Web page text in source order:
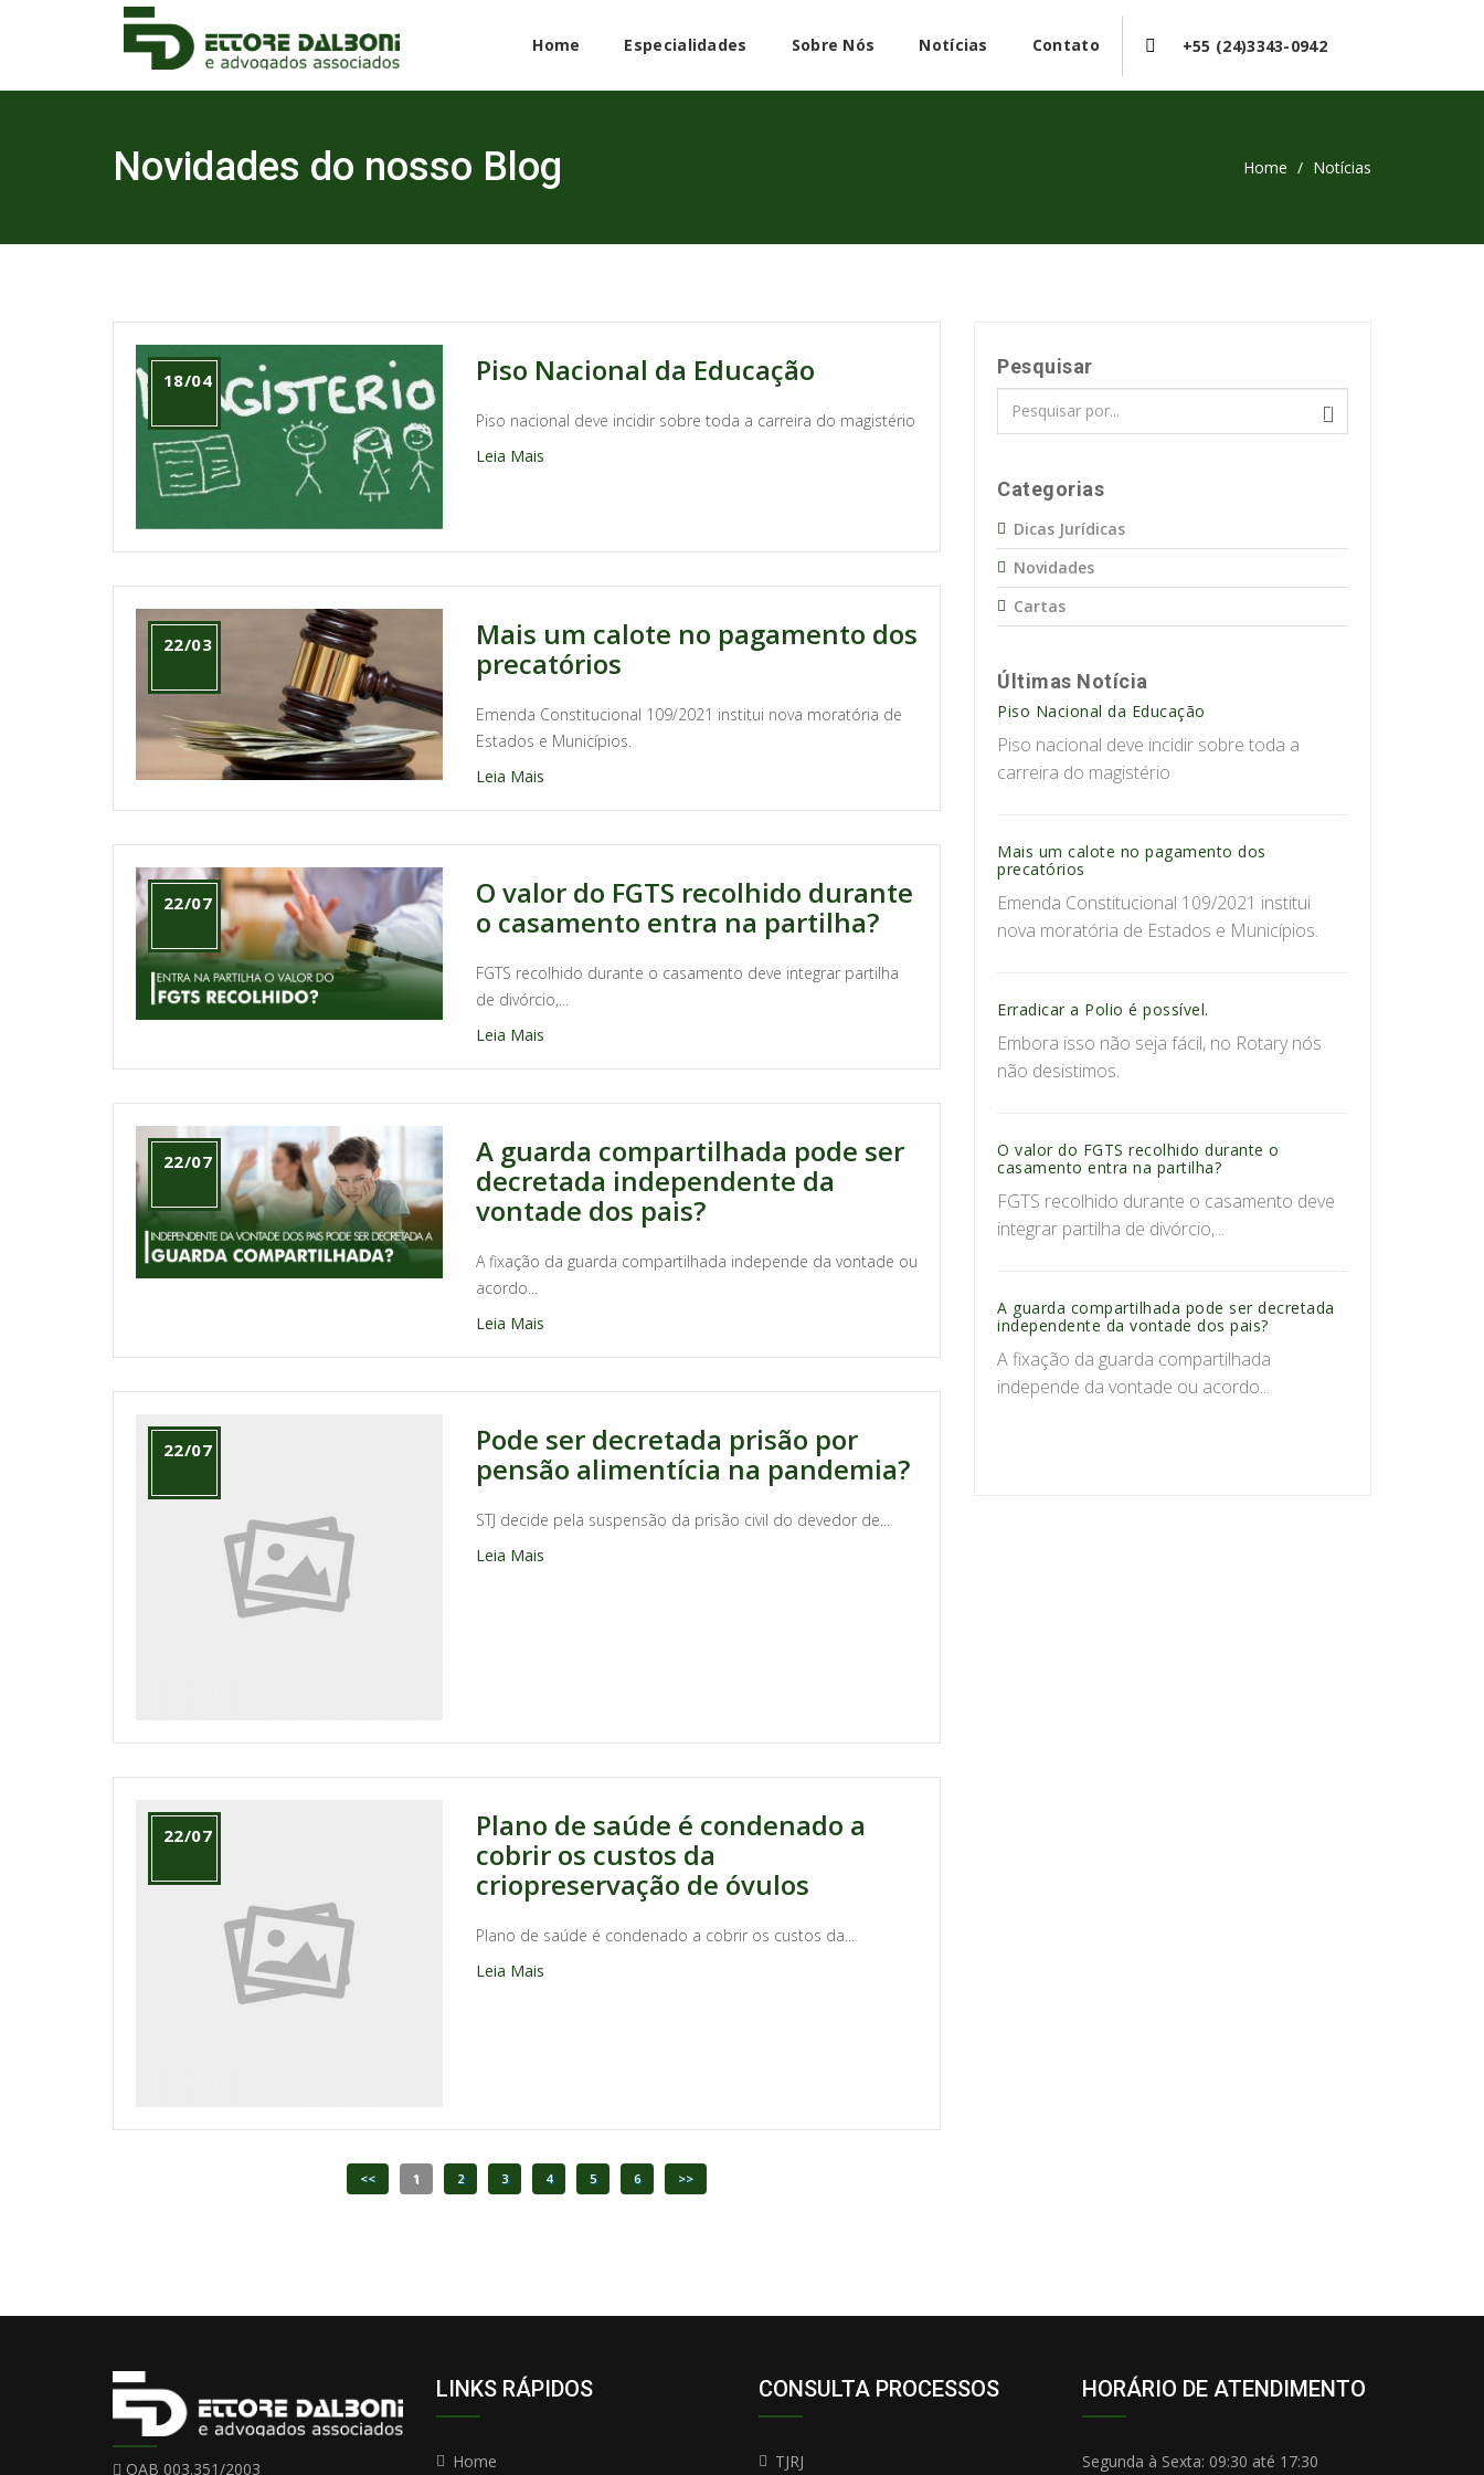
Home Especialidades Sobre Nós Notícias Contato +55 (24)3343-0942
Novidades do nosso Blog Home / Notícias
18/04 Piso Nacional da Educação
Piso nacional deve incidir sobre toda a carreira do magistério
Leia Mais
22/03
Mais um calote no pagamento dos
precatórios
Emenda Constitucional 109/2021 institui nova moratória de
Estados e Municípios.
Leia Mais
22/07
O valor do FGTS recolhido durante
o casamento entra na partilha?
FGTS recolhido durante o casamento deve integrar partilha
de divórcio,...
Leia Mais
22/07
A guarda compartilhada pode ser
decretada independente da
vontade dos pais?
A fixação da guarda compartilhada independe da vontade ou
acordo...
Leia Mais
22/07
Pode ser decretada prisão por
pensão alimentícia na pandemia?
STJ decide pela suspensão da prisão civil do devedor de...
Leia Mais
22/07
Plano de saúde é condenado a
cobrir os custos da
criopreservação de óvulos
Plano de saúde é condenado a cobrir os custos da...
Leia Mais
<< 1 2 3 4 5 6 >>
Pesquisar
Categorias
Dicas Jurídicas
Novidades
Cartas
Últimas Notícia
Piso Nacional da Educação
Piso nacional deve incidir sobre toda a
carreira do magistério
Mais um calote no pagamento dos
precatórios
Emenda Constitucional 109/2021 institui
nova moratória de Estados e Municípios.
Erradicar a Polio é possível.
Embora isso não seja fácil, no Rotary nós
não desistimos.
O valor do FGTS recolhido durante o
casamento entra na partilha?
FGTS recolhido durante o casamento deve
integrar partilha de divórcio,...
A guarda compartilhada pode ser decretada
independente da vontade dos pais?
A fixação da guarda compartilhada
independe da vontade ou acordo...
OAB 003.351/2003
LINKS RÁPIDOS
Home
CONSULTA PROCESSOS
TJRJ
HORÁRIO DE ATENDIMENTO
Segunda à Sexta: 09:30 até 17:30